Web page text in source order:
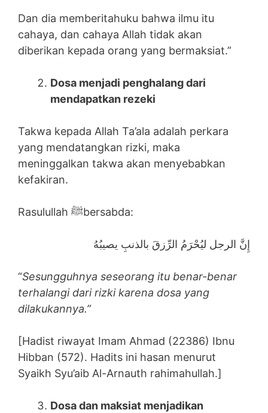
Dan dia memberitahuku bahwa ilmu itu
cahaya, dan cahaya Allah tidak akan
diberikan kepada orang yang bermaksiat.”
Dosa menjadi penghalang dari
mendapatkan rezeki
Takwa kepada Allah Ta’ala adalah perkara
yang mendatangkan rizki, maka
meninggalkan takwa akan menyebabkan
kefakiran.
Rasulullah ﷺbersabda:
إِنَّ الرجل ليُحْرَمُ الرِّزقَ بالذنبِ يصيبُهُ
“Sesungguhnya seseorang itu benar-benar
terhalangi dari rizki karena dosa yang
dilakukannya.”
[Hadist riwayat Imam Ahmad (22386) Ibnu
Hibban (572). Hadits ini hasan menurut
Syaikh Syu’aib Al-Arnauth rahimahullah.]
Dosa dan maksiat menjadikan